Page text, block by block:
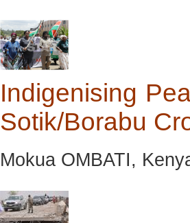
Indigenising
Sotik/Borabu
Mokua OMBATI,